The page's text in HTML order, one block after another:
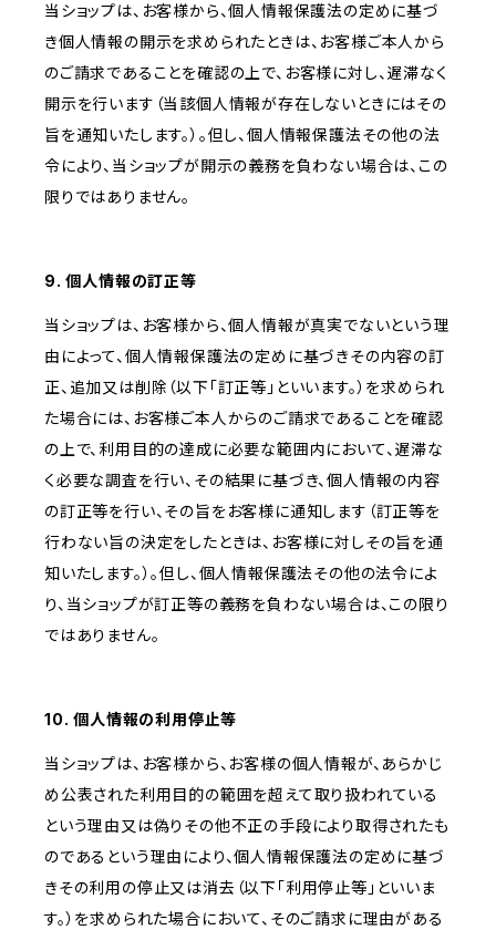
当ショップは、お客様から、個人情報保護法の定めに基づ
き個人情報の開示を求められたときは、お客様ご本人から
のご請求であることを確認の上で、お客様に対し、遅滞なく
開示を行います（当該個人情報が存在しないときにはその
旨を通知いたします。）。但し、個人情報保護法その他の法
令により、当ショップが開示の義務を負わない場合は、この
限りではありません。
9. 個人情報の訂正等
当ショップは、お客様から、個人情報が真実でないという理
由によって、個人情報保護法の定めに基づきその内容の訂
正、追加又は削除（以下「訂正等」といいます。）を求められ
た場合には、お客様ご本人からのご請求であることを確認
の上で、利用目的の達成に必要な範囲内において、遅滞な
く必要な調査を行い、その結果に基づき、個人情報の内容
の訂正等を行い、その旨をお客様に通知します（訂正等を
行わない旨の決定をしたときは、お客様に対しその旨を通
知いたします。）。但し、個人情報保護法その他の法令によ
り、当ショップが訂正等の義務を負わない場合は、この限り
ではありません。
10. 個人情報の利用停止等
当ショップは、お客様から、お客様の個人情報が、あらかじ
め公表された利用目的の範囲を超えて取り扱われている
という理由又は偽りその他不正の手段により取得されたも
のであるという理由により、個人情報保護法の定めに基づ
きその利用の停止又は消去（以下「利用停止等」といいま
す。）を求められた場合において、そのご請求に理由がある